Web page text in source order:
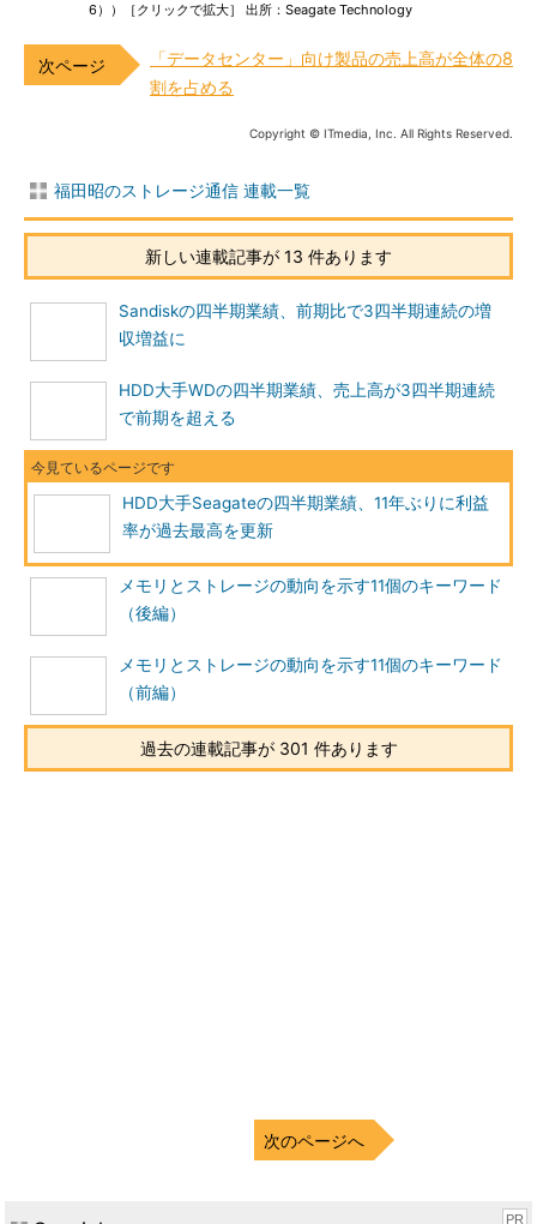
6））［クリックで拡大］ 出所：Seagate Technology
「データセンター」向け製品の売上高が全体の8
割を占める
Copyright © ITmedia, Inc. All Rights Reserved.
福田昭のストレージ通信 連載一覧
新しい連載記事が 13 件あります
Sandiskの四半期業績、前期比で3四半期連続の増
収増益に
HDD大手WDの四半期業績、売上高が3四半期連続
で前期を超える
HDD大手Seagateの四半期業績、11年ぶりに利益
率が過去最高を更新
メモリとストレージの動向を示す11個のキーワード
（後編）
メモリとストレージの動向を示す11個のキーワード
（前編）
過去の連載記事が 301 件あります
次のページへ
PR